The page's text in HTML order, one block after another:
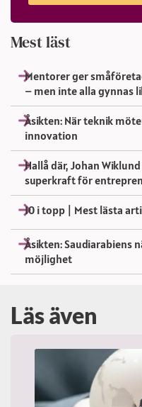
Mest läst
Mentorer ger
– men inte alla gynnas
Åsikten: När teknik
innovation
Hallå där, Johan
superkraft för
10 i topp | Mest lästa
Åsikten: Saudiarabiens
möjlighet
Läs även